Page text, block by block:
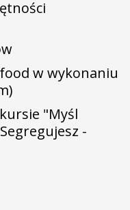
w wykonaniu
"Myśl
-